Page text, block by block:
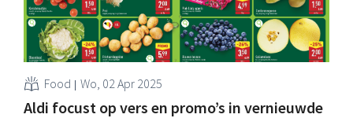
Food Wo, 02 Apr 2025
Aldi focust op vers en promo’s in vernieuwde